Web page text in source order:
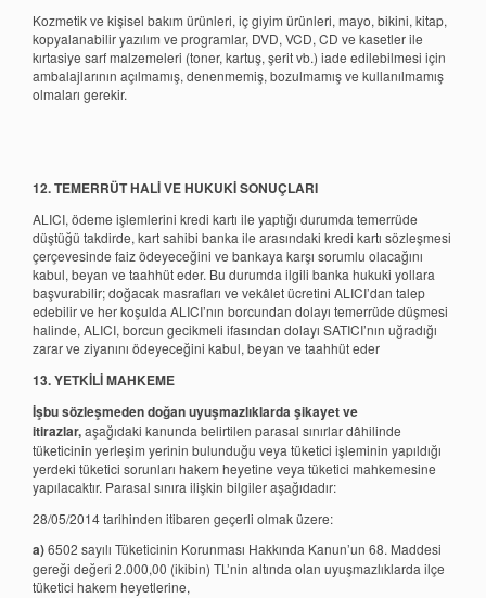
Kozmetik ve kişisel bakım ürünleri, iç giyim ürünleri, mayo, bikini, kitap,
kopyalanabilir yazılım ve programlar, DVD, VCD, CD ve kasetler ile
kırtasiye sarf malzemeleri (toner, kartuş, şerit vb.) iade edilebilmesi için
ambalajlarının açılmamış, denenmemiş, bozulmamış ve kullanılmamış
olmaları gerekir.
12. TEMERRÜT HALİ VE HUKUKİ SONUÇLARI
ALICI, ödeme işlemlerini kredi kartı ile yaptığı durumda temerrüde
düştüğü takdirde, kart sahibi banka ile arasındaki kredi kartı sözleşmesi
çerçevesinde faiz ödeyeceğini ve bankaya karşı sorumlu olacağını
kabul, beyan ve taahhüt eder. Bu durumda ilgili banka hukuki yollara
başvurabilir; doğacak masrafları ve vekâlet ücretini ALICI’dan talep
edebilir ve her koşulda ALICI’nın borcundan dolayı temerrüde düşmesi
halinde, ALICI, borcun gecikmeli ifasından dolayı SATICI’nın uğradığı
zarar ve ziyanını ödeyeceğini kabul, beyan ve taahhüt eder
13. YETKİLİ MAHKEME
İşbu sözleşmeden doğan uyuşmazlıklarda şikayet ve
itirazlar,aşağıdaki kanunda belirtilen parasal sınırlar dâhilinde
tüketicinin yerleşim yerinin bulunduğu veya tüketici işleminin yapıldığı
yerdeki tüketici sorunları hakem heyetine veya tüketici mahkemesine
yapılacaktır. Parasal sınıra ilişkin bilgiler aşağıdadır:
28/05/2014 tarihinden itibaren geçerli olmak üzere:
a)6502 sayılı Tüketicinin Korunması Hakkında Kanun’un 68. Maddesi
gereği değeri 2.000,00 (ikibin) TL’nin altında olan uyuşmazlıklarda ilçe
tüketici hakem heyetlerine,